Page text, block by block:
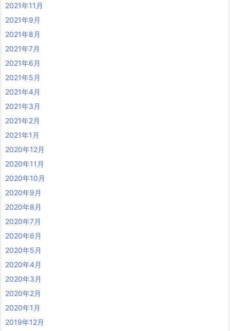
2021年11月
2021年9月
2021年8月
2021年7月
2021年6月
2021年5月
2021年4月
2021年3月
2021年2月
2021年1月
2020年12月
2020年11月
2020年10月
2020年9月
2020年8月
2020年7月
2020年6月
2020年5月
2020年4月
2020年3月
2020年2月
2020年1月
2019年12月